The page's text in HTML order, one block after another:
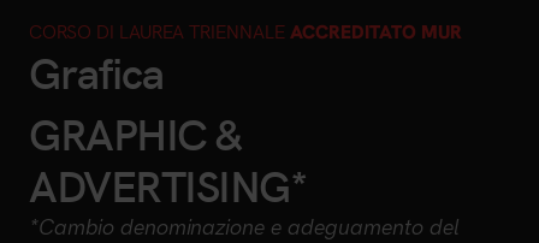
CORSO DI LAUREA TRIENNALEACCREDITATO MUR
Grafica
GRAPHIC &
ADVERTISING*
*Cambio denominazione e adeguamento del